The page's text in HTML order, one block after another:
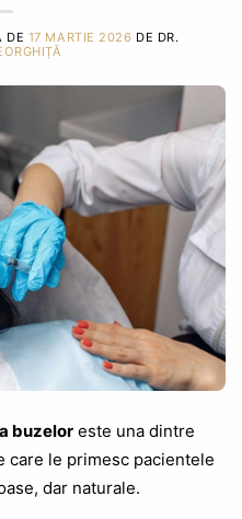
DE 17 MARTIE 2026 DE DR.
buzelor este una dintre
care le primesc pacientele
dar naturale.